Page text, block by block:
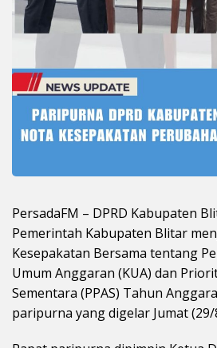
PersadaFM – DPRD Kabupaten
Pemerintah Kabupaten Blitar
Kesepakatan Bersama tentang
Umum Anggaran (KUA) dan
Sementara (PPAS) Tahun
paripurna yang digelar Jumat (29/